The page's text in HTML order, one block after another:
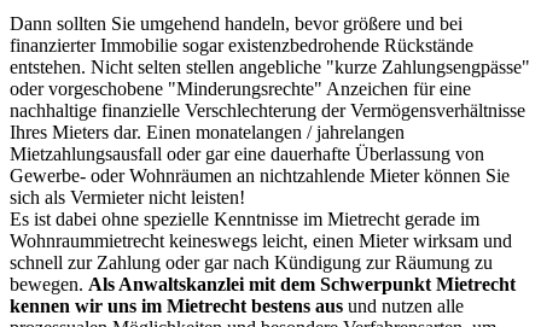
Dann sollten Sie umgehend handeln, bevor größere und bei
finanzierter Immobilie sogar existenzbedrohende Rückstände
entstehen. Nicht selten stellen angebliche "kurze Zahlungsengpässe"
oder vorgeschobene "Minderungsrechte" Anzeichen für eine
nachhaltige finanzielle Verschlechterung der Vermögensverhältnisse
Ihres Mieters dar. Einen monatelangen / jahrelangen
Mietzahlungsausfall oder gar eine dauerhafte Überlassung von
Gewerbe- oder Wohnräumen an nichtzahlende Mieter können Sie
sich als Vermieter nicht leisten!
Es ist dabei ohne spezielle Kenntnisse im Mietrecht gerade im
Wohnraummietrecht keineswegs leicht, einen Mieter wirksam und
schnell zur Zahlung oder gar nach Kündigung zur Räumung zu
bewegen. Als Anwaltskanzlei mit dem Schwerpunkt Mietrecht
kennen wir uns im Mietrecht bestens aus und nutzen alle